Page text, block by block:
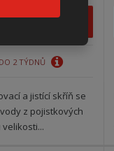
Koupit
DO 2 TÝDNŮ
a jistící skříň se
z pojistkových